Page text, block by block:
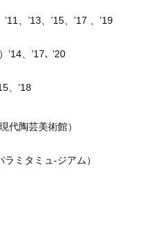
、’13、’15、’17 、’19
、’17､ ’20
、’18
代陶芸美術館）
ミタミュ-ジアム）